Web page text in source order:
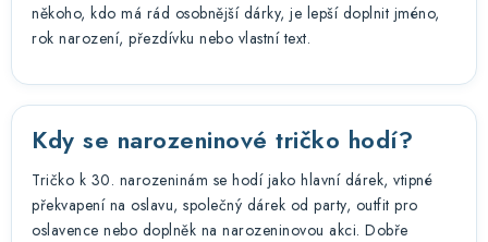
někoho, kdo má rád osobnější dárky, je lepší doplnit jméno,
rok narození, přezdívku nebo vlastní text.
Kdy se narozeninové tričko hodí?
Tričko k 30. narozeninám se hodí jako hlavní dárek, vtipné
překvapení na oslavu, společný dárek od party, outfit pro
oslavence nebo doplněk na narozeninovou akci. Dobře